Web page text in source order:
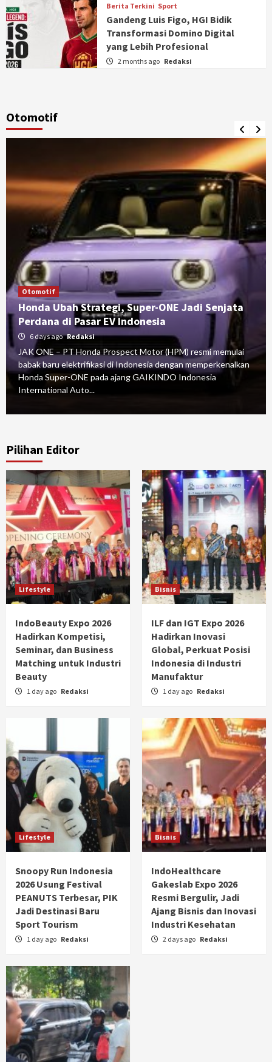
Berita Terkini Sport
Gandeng Luis Figo, HGI Bidik
Transformasi Domino Digital
yang Lebih Profesional
2 months ago Redaksi
Otomotif
Otomotif
Honda Ubah Strategi, Super-ONE Jadi Senjata
Perdana di Pasar EV Indonesia
6 days ago Redaksi
JAK ONE – PT Honda Prospect Motor (HPM) resmi memulai
babak baru elektrifikasi di Indonesia dengan memperkenalkan
Honda Super-ONE pada ajang GAIKINDO Indonesia
International Auto...
Pilihan Editor
Lifestyle
IndoBeauty Expo 2026
Hadirkan Kompetisi,
Seminar, dan Business
Matching untuk Industri
Beauty
1 day ago Redaksi
Bisnis
ILF dan IGT Expo 2026
Hadirkan Inovasi
Global, Perkuat Posisi
Indonesia di Industri
Manufaktur
1 day ago Redaksi
Lifestyle
Snoopy Run Indonesia
2026 Usung Festival
PEANUTS Terbesar, PIK
Jadi Destinasi Baru
Sport Tourism
1 day ago Redaksi
Bisnis
IndoHealthcare
Gakeslab Expo 2026
Resmi Bergulir, Jadi
Ajang Bisnis dan Inovasi
Industri Kesehatan
2 days ago Redaksi